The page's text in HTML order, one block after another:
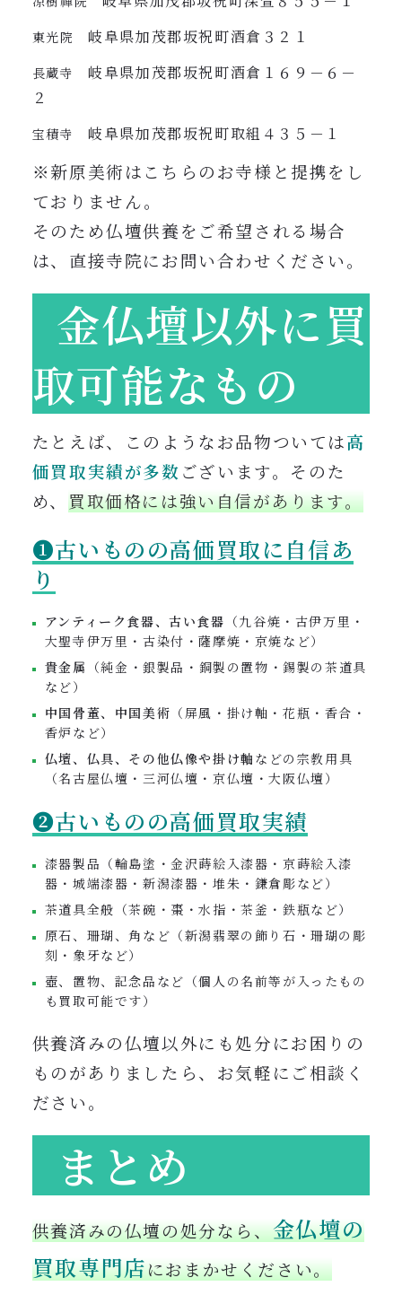
東光院岐阜県加茂郡坂祝町酒倉３２１
長蔵寺岐阜県加茂郡坂祝町酒倉１６９－６－
２
宝積寺岐阜県加茂郡坂祝町取組４３５－１
※新原美術はこちらのお寺様と提携をし
ておりません。
そのため仏壇供養をご希望される場合
は、直接寺院にお問い合わせください。
金仏壇以外に買
取可能なもの
たとえば、このようなお品物ついては高
価買取実績が多数ございます。そのた
め、買取価格には強い自信があります。
❶古いものの高価買取に自信あ
り
アンティーク食器、古い食器 （九谷焼・古伊万里・
大聖寺伊万里・古染付・薩摩焼・京焼など）
貴金属 （純金・銀製品・銅製の置物・錫製の茶道具
など）
中国骨董、中国美術 （屏風・掛け軸・花瓶・香合・
香炉など）
仏壇、仏具、その他仏像や掛け軸 などの宗教用具
（名古屋仏壇・三河仏壇・京仏壇・大阪仏壇）
❷古いものの高価買取実績
漆器製品（輪島塗・金沢蒔絵入漆器・京蒔絵入漆
器・城端漆器・新潟漆器・堆朱・鎌倉彫など）
茶道具全般（茶碗・棗・水指・茶釜・鉄瓶など）
原石、珊瑚、角など（新潟翡翠の飾り石・珊瑚の彫
刻・象牙など）
壺、置物、記念品など（個人の名前等が入ったもの
も買取可能です）
供養済みの仏壇以外にも処分にお困りの
ものがありましたら、お気軽にご相談く
ださい。
まとめ
供養済みの仏壇の処分なら、金仏壇の
買取専門店におまかせください。